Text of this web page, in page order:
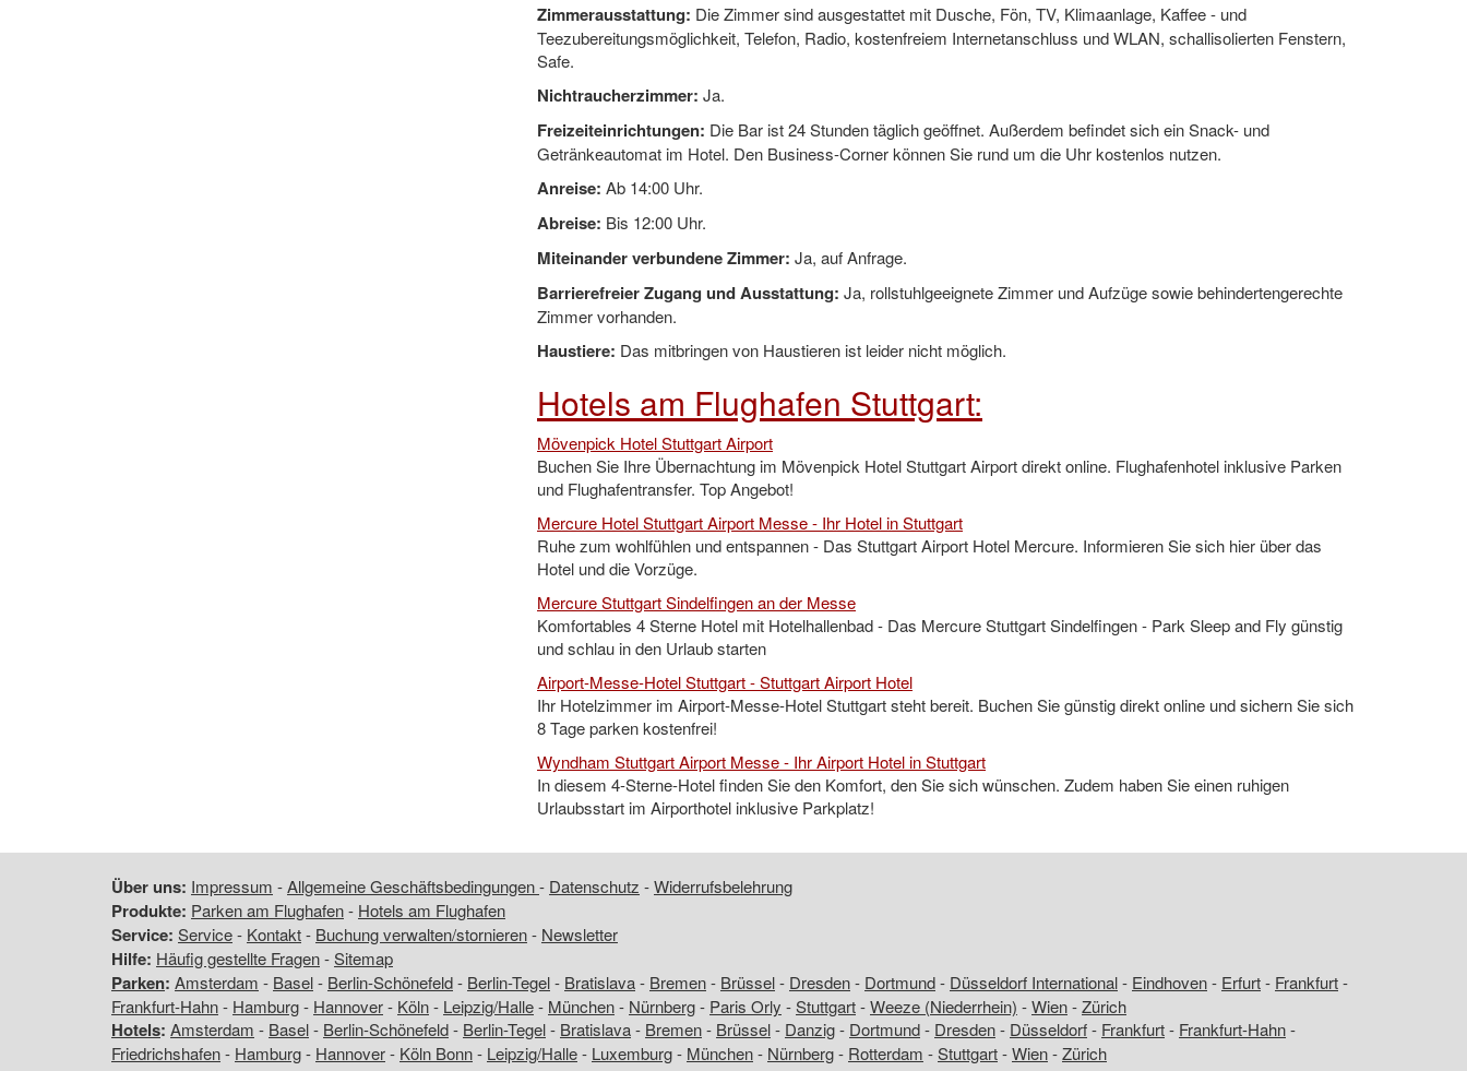
Zimmerausstattung: Die Zimmer sind ausgestattet mit Dusche, Fön, TV, Klimaanlage, Kaffee - und
Teezubereitungsmöglichkeit, Telefon, Radio, kostenfreiem Internetanschluss und WLAN, schallisolierten Fenstern,
Safe.
Nichtraucherzimmer: Ja.
Freizeiteinrichtungen: Die Bar ist 24 Stunden täglich geöffnet. Außerdem befindet sich ein Snack- und
Getränkeautomat im Hotel. Den Business-Corner können Sie rund um die Uhr kostenlos nutzen.
Anreise: Ab 14:00 Uhr.
Abreise: Bis 12:00 Uhr.
Miteinander verbundene Zimmer: Ja, auf Anfrage.
Barrierefreier Zugang und Ausstattung: Ja, rollstuhlgeeignete Zimmer und Aufzüge sowie behindertengerechte
Zimmer vorhanden.
Haustiere: Das mitbringen von Haustieren ist leider nicht möglich.
Hotels am Flughafen Stuttgart:
Mövenpick Hotel Stuttgart Airport
Buchen Sie Ihre Übernachtung im Mövenpick Hotel Stuttgart Airport direkt online. Flughafenhotel inklusive Parken
und Flughafentransfer. Top Angebot!
Mercure Hotel Stuttgart Airport Messe - Ihr Hotel in Stuttgart
Ruhe zum wohlfühlen und entspannen - Das Stuttgart Airport Hotel Mercure. Informieren Sie sich hier über das
Hotel und die Vorzüge.
Mercure Stuttgart Sindelfingen an der Messe
Komfortables 4 Sterne Hotel mit Hotelhallenbad - Das Mercure Stuttgart Sindelfingen - Park Sleep and Fly günstig
und schlau in den Urlaub starten
Airport-Messe-Hotel Stuttgart - Stuttgart Airport Hotel
Ihr Hotelzimmer im Airport-Messe-Hotel Stuttgart steht bereit. Buchen Sie günstig direkt online und sichern Sie sich
8 Tage parken kostenfrei!
Wyndham Stuttgart Airport Messe - Ihr Airport Hotel in Stuttgart
In diesem 4-Sterne-Hotel finden Sie den Komfort, den Sie sich wünschen. Zudem haben Sie einen ruhigen
Urlaubsstart im Airporthotel inklusive Parkplatz!
Über uns: Impressum -Allgemeine Geschäftsbedingungen- Datenschutz -Widerrufsbelehrung
Produkte: Parken am Flughafen- Hotels am Flughafen
Service: Service- Kontakt- Buchung verwalten/stornieren- Newsletter
Hilfe: Häufig gestellte Fragen-Sitemap
Parken: Amsterdam - Basel- Berlin-Schönefeld- Berlin-Tegel- Bratislava- Bremen- Brüssel- Dresden- Dortmund- Düsseldorf International- Eindhoven- Erfurt- Frankfurt-
Frankfurt-Hahn- Hamburg- Hannover- Köln- Leipzig/Halle- München- Nürnberg- Paris Orly -Stuttgart-Weeze (Niederrhein) -Wien-Zürich
Hotels: Amsterdam - Basel- Berlin-Schönefeld- Berlin-Tegel- Bratislava- Bremen- Brüssel- Danzig- Dortmund- Dresden- Düsseldorf- Frankfurt- Frankfurt-Hahn-
Friedrichshafen- Hamburg- Hannover- Köln Bonn- Leipzig/Halle- Luxemburg- München- Nürnberg- Rotterdam -Stuttgart-Wien-Zürich